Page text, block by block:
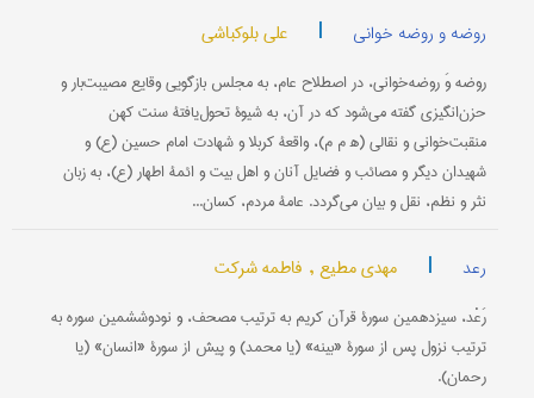
روضه و روضه خوانی | علی بلوکباشی
روضه وَ روضه‌خوانی، در اصطلاح عام، به مجلس بازگویی وقایع مصیبت‌بار و
حزن‌انگیزی گفته می‌شود که در آن، به شیوۀ تحول‌یافتۀ سنت کهن
منقبت‌خوانی و نقالی (ه‍ م م)، واقعۀ کربلا و شهادت امام حسین (ع) و
شهیدان دیگر و مصائب و فضایل آنان و اهل بیت و ائمۀ اطهار (ع)، به زبان
نثر و نظم، نقل و بیان می‌گردد. عامۀ مردم، کسان...
رعد | مهدی مطیع , فاطمه شرکت
رَعْد، سیزدهمین سورۀ قرآن کریم به ترتیب مصحف، و نودوششمین سوره به
ترتیب نزول پس از سورۀ «بینه» (یا محمد) و پیش از سورۀ «انسان» (یا
رحمان).